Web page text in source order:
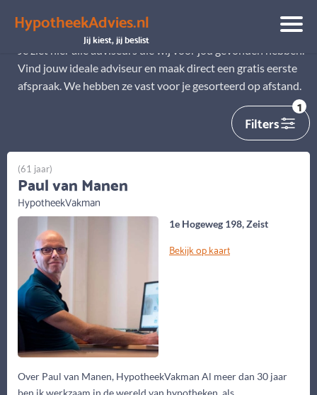
HypotheekAdvies.nl
Jij kiest, jij beslist
Alle adviseurs
Je ziet hier alle adviseurs die wij voor jou gevonden hebben.
Vind jouw ideale adviseur en maak direct een gratis eerste
afspraak. We hebben ze vast voor je gesorteerd op afstand.
Filters
1
1e Hogeweg 198, Zeist
Bekijk op kaart
Over Paul van Manen, HypotheekVakman Al meer dan 30 jaar
(61 jaar)
Paul van Manen
HypotheekVakman